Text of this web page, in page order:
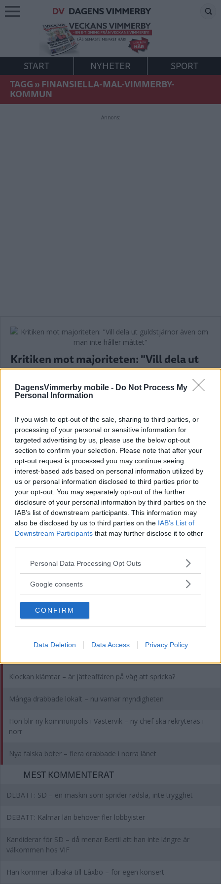
DagensVimmerby mobile - Do Not Process My
Personal Information
If you wish to opt-out of the sale, sharing to third parties, or
processing of your personal or sensitive information for
targeted advertising by us, please use the below opt-out
section to confirm your selection. Please note that after your
opt-out request is processed you may continue seeing
interest-based ads based on personal information utilized by
us or personal information disclosed to third parties prior to
your opt-out. You may separately opt-out of the further
disclosure of your personal information by third parties on the
IAB’s list of downstream participants. This information may
also be disclosed by us to third parties on the IAB’s List of
Downstream Participants that may further disclose it to other
Please note that this website/app uses one or more Google
not limited to your visit or usage behaviour. You may click to
use your data for below specified purposes in below Google
consent section.
Personal Data Processing Opt Outs
Google consents
CONFIRM
Data Deletion Data Access Privacy Policy
START NYHETER
SPORT
TAGG»FINANSIELLA-MAL-VIMMERBY-
KOMMUN
Annons:
Kritiken mot majoriteten: "Vill dela ut
guldstjärnor även om man inte håller
måttet"
Läs in fler nyheter
SENASTE
Veteranen Dick Larsson har kört över 1000 rallytävlingar - men
på Emiltrofén är han åskådare
Dags för visafton i Nyllinge – blir en hyllning till Pelle Englund
Klockan klämtar – är jätteaffären på väg att spricka?
”Alltid varit en dröm” – Victor siktar högt när SM körs på
hemmaplan
Klockan klämtar – är jätteaffären på väg att spricka?
Många drabbade lokalt – nu varnar myndigheten
Hon blir ny kommunpolis i Västervik – ny chef ska rekryteras i
norr
Nya falska böter – flera drabbade i norra länet
MEST KOMMENTERAT
DEBATT: SD – en maskin som sprider rädsla, inte trygghet
DEBATT: Kalmar län behöver fler lobbyister
Kandiderar för SD – då menar Bertil att han inte längre är
välkommen hos VIF
Han kommer tillbaka till Låxbo – för egen konsert